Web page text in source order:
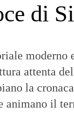
di
moderno
attenta
la
animano il